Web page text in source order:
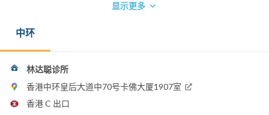
英国伦敦大学精神病学文凭 1974
爱尔兰皇家内科医学院院士 1977
香港医学专科学院院士(内科) 1993
香港医学专科学院院士 (精神科) 1993
爱尔兰皇家内科医学院荣授院士 2003
电话：
显示更多
中环
林达聪诊所
香港中环皇后大道中70号卡佛大厦1907室
香港 C 出口